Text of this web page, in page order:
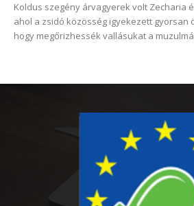
Koldus szegény árvagyerek volt Zecharia
ahol a zsidó közösség igyekezett gyorsan
hogy megőrizhessék vallásukat a